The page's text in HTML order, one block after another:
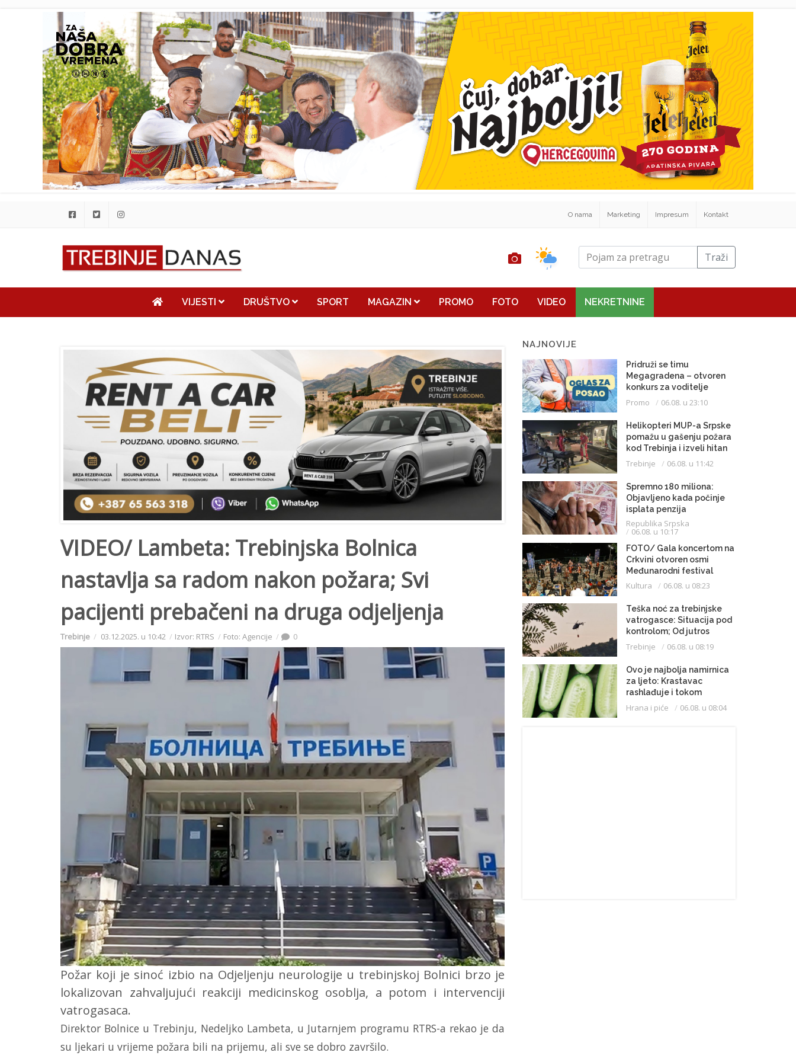
O nama Marketing Impresum Kontakt
Traži
VIJESTI DRUŠTVO SPORT MAGAZIN PROMO FOTO VIDEO NEKRETNINE
VIDEO/ Lambeta: Trebinjska Bolnica
nastavlja sa radom nakon požara; Svi
pacijenti prebačeni na druga odjeljenja
Trebinje 03.12.2025. u 10:42 Izvor: RTRS Foto: Agencije 0
Požar koji je sinoć izbio na Odjeljenju neurologije u trebinjskoj Bolnici brzo je
lokalizovan zahvaljujući reakciji medicinskog osoblja, a potom i intervenciji
vatrogasaca.
Direktor Bolnice u Trebinju, Nedeljko Lambeta, u Jutarnjem programu RTRS-a rekao je da
su ljekari u vrijeme požara bili na prijemu, ali sve se dobro završilo.
NAJNOVIJE
Pridruži se timu
Megagradena – otvoren
konkurs za voditelje
gradilišta
Promo 06.08. u 23:10
Helikopteri MUP-a Srpske
pomažu u gašenju požara
kod Trebinja i izveli hitan
medicinski let do
Beograda
Trebinje 06.08. u 11:42
Spremno 180 miliona:
Objavljeno kada počinje
isplata penzija
Republika Srpska
06.08. u 10:17
FOTO/ Gala koncertom na
Crkvini otvoren osmi
Međunarodni festival
klasične muzike
Kultura 06.08. u 08:23
Teška noć za trebinjske
vatrogasce: Situacija pod
kontrolom; Od jutros
dejstvuje helikopter
Trebinje 06.08. u 08:19
Ovo je najbolja namirnica
za ljeto: Krastavac
rashlađuje i tokom
najvrelijih dana
Hrana i piće 06.08. u 08:04